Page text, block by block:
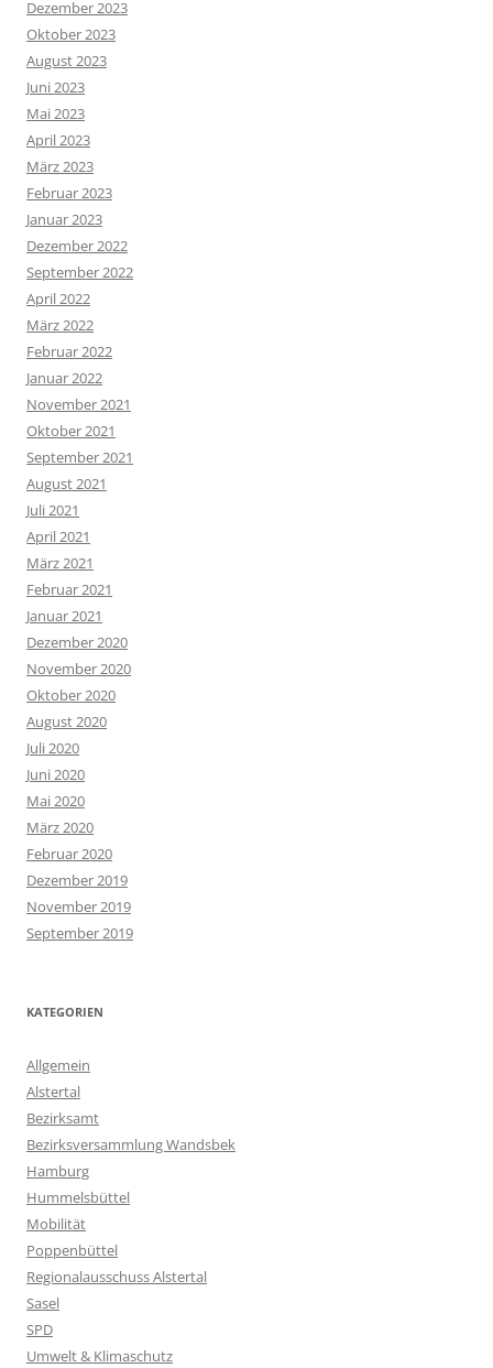
Dezember 2023
Oktober 2023
August 2023
Juni 2023
Mai 2023
April 2023
März 2023
Februar 2023
Januar 2023
Dezember 2022
September 2022
April 2022
März 2022
Februar 2022
Januar 2022
November 2021
Oktober 2021
September 2021
August 2021
Juli 2021
April 2021
März 2021
Februar 2021
Januar 2021
Dezember 2020
November 2020
Oktober 2020
August 2020
Juli 2020
Juni 2020
Mai 2020
März 2020
Februar 2020
Dezember 2019
November 2019
September 2019
KATEGORIEN
Allgemein
Alstertal
Bezirksamt
Bezirksversammlung Wandsbek
Hamburg
Hummelsbüttel
Mobilität
Poppenbüttel
Regionalausschuss Alstertal
Sasel
SPD
Umwelt & Klimaschutz